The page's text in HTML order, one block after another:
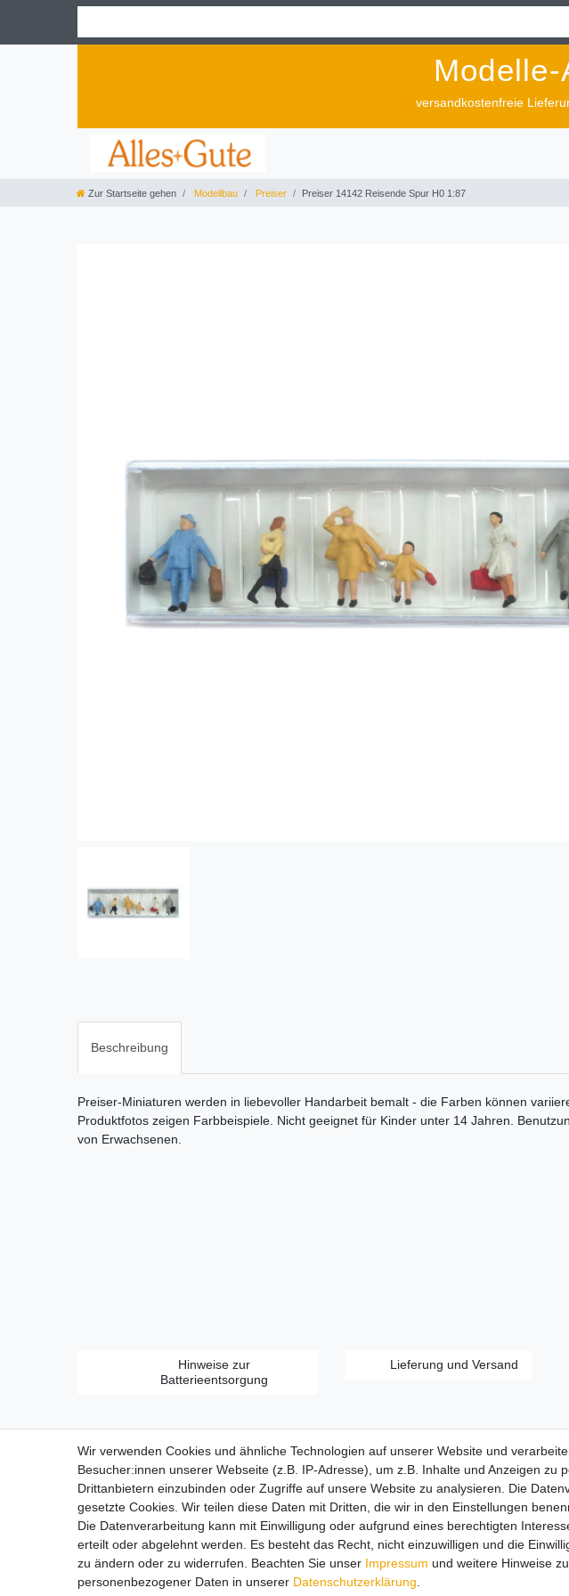
versandkostenfreie
Zur Startseite gehen Modellbau Preiser Preiser 14142 Reisende Spur H0 1:87
Beschreibung
Preiser-Miniaturen werden in liebevoller Handarbeit bemalt - die Farben können
Produktfotos zeigen Farbbeispiele. Nicht geeignet für Kinder unter 14 Jahren.
von Erwachsenen.
Hinweise zur
Batterieentsorgung
Lieferung und Versand
Zahlungsarten:
Wir verwenden Cookies und ähnliche Technologien auf unserer Website und
Besucher:innen unserer Webseite (z.B. IP-Adresse), um z.B. Inhalte und Anzeigen zu
Drittanbietern einzubinden oder Zugriffe auf unsere Website zu analysieren. Die
gesetzte Cookies. Wir teilen diese Daten mit Dritten, die wir in den Einstellungen
Die Datenverarbeitung kann mit Einwilligung oder aufgrund eines berechtigten
erteilt oder abgelehnt werden. Es besteht das Recht, nicht einzuwilligen und die
zu ändern oder zu widerrufen. Beachten Sie unser Impressum und weitere Hinweise
personenbezogener Daten in unserer Daten­schutz­erklärung